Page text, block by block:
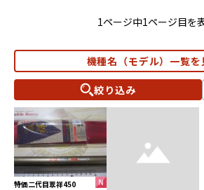
1ページ中1ページ目を
機種名（モデル）一覧を
絞り込み
特価二代目翠祥450